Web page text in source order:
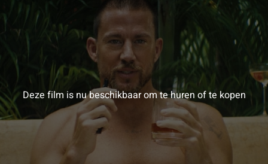
Deze film is nu beschikbaar om te huren of te kopen